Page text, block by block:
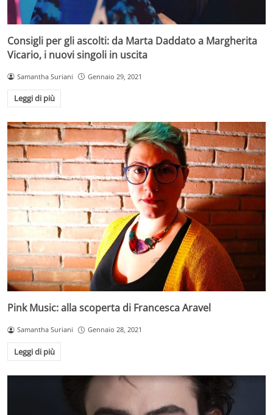
Consigli per gli ascolti: da Marta Daddato a Margherita
Vicario, i nuovi singoli in uscita
Samantha Suriani Gennaio 29, 2021
Leggi di più
Pink Music: alla scoperta di Francesca Aravel
Samantha Suriani Gennaio 28, 2021
Leggi di più